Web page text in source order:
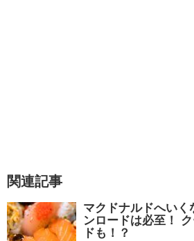
関連記事
マクドナルドへいく
ンロードは必至！
ドも！？